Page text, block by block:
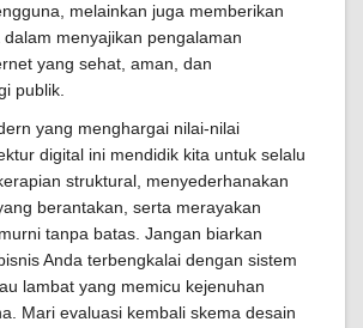
melainkan juga memberikan
menyajikan pengalaman
yang sehat, aman, dan
publik.
yang menghargai nilai-nilai
digital ini mendidik kita untuk selalu
struktural, menyederhanakan
berantakan, serta merayakan
tanpa batas. Jangan biarkan
Anda terbengkalai dengan sistem
lambat yang memicu kejenuhan
Mari evaluasi kembali skema desain